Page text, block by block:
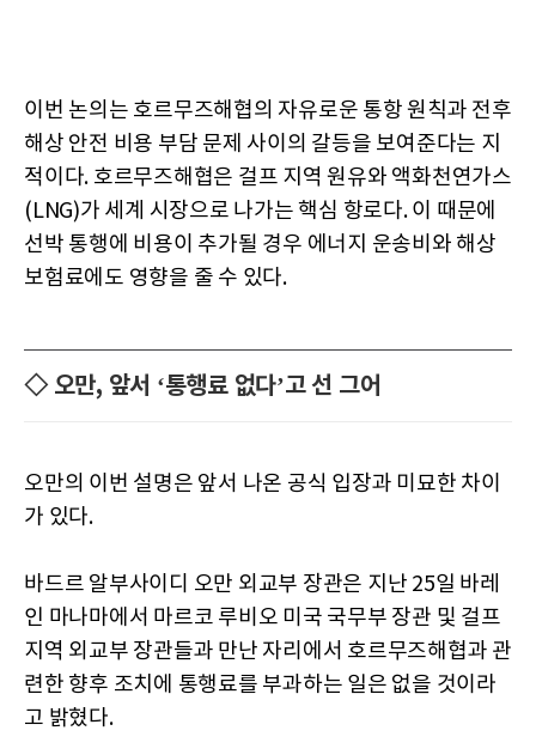
이번 논의는 호르무즈해협의 자유로운 통항 원칙과 전후
해상 안전 비용 부담 문제 사이의 갈등을 보여준다는 지
적이다. 호르무즈해협은 걸프 지역 원유와 액화천연가스
(LNG)가 세계 시장으로 나가는 핵심 항로다. 이 때문에
선박 통행에 비용이 추가될 경우 에너지 운송비와 해상
보험료에도 영향을 줄 수 있다.
◇ 오만, 앞서 ‘통행료 없다’고 선 그어
오만의 이번 설명은 앞서 나온 공식 입장과 미묘한 차이
가 있다.
바드르 알부사이디 오만 외교부 장관은 지난 25일 바레
인 마나마에서 마르코 루비오 미국 국무부 장관 및 걸프
지역 외교부 장관들과 만난 자리에서 호르무즈해협과 관
련한 향후 조치에 통행료를 부과하는 일은 없을 것이라
고 밝혔다.